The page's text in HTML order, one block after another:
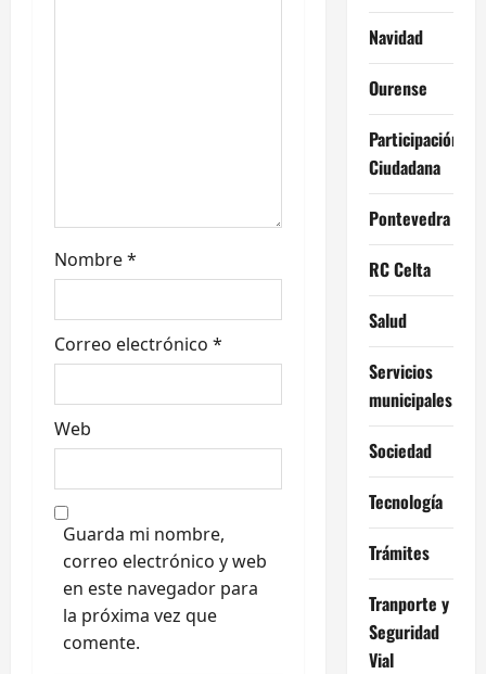
d
a
s
Nombre*
Correo electrónico *
Web
Guarda mi nombre,
correo electrónico y web
en este navegador para
la próxima vez que
comente.
Navidad
Ourense
Participación
Ciudadana
Pontevedra
RC Celta
Salud
Servicios
municipales
Sociedad
Tecnología
Trámites
Tranporte y
Seguridad
Vial